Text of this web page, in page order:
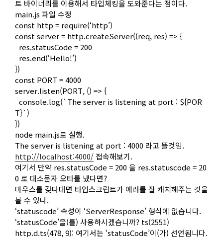
트 바이너리를 이용해서 타입체킹을 도와준다는 점이다.
main.js 파일 수정
const http = require(‘http’)
const server = http.createServer((req, res) => {
res.statusCode = 200
res.end(‘Hello!’)
})
const PORT = 4000
server.listen(PORT, () => {
console.log(`The server is listening at port : ${POR
T}`)
})
node main.js로 실행.
The server is listening at port : 4000 라고 뜰것임.
http://localhost:4000/ 접속해보기.
여기서 만약 res.statusCode = 200 을 res.statuscode = 20
0 로 대소문자 오타를 냈다면?
마우스를 갖다대면 타입스크립트가 에러를 잘 캐치해주는 것을
볼 수 있다.
‘statuscode’ 속성이 ‘ServerResponse’ 형식에 없습니다.
‘statusCode’을(를) 사용하시겠습니까? ts(2551)
http.d.ts(478, 9): 여기서는 ‘statusCode’이(가) 선언됩니다.